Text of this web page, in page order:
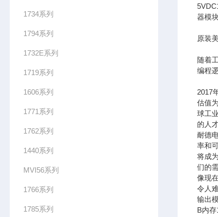
1734系列
1794系列
1732E系列
1719系列
1606系列
1771系列
1762系列
1440系列
MVI56系列
1766系列
1785系列
器模
原装
随着
编程
2017
估值
球工
的人
耐德
率和
将成
们的
像现
令人
输出
B内